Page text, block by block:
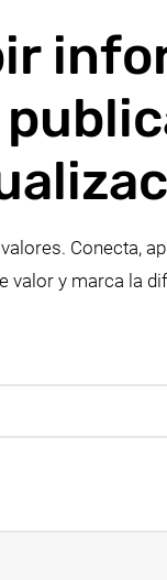
Conecta,
valor y marca la